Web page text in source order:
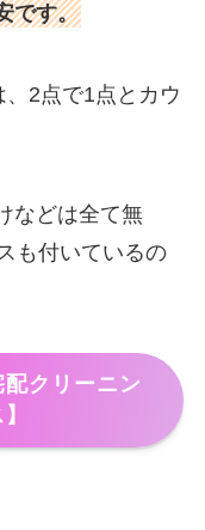
です。
2点で1点とカウ
などは全て無
も付いているの
クリーニン